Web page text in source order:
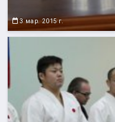
3 мар. 2015 г.